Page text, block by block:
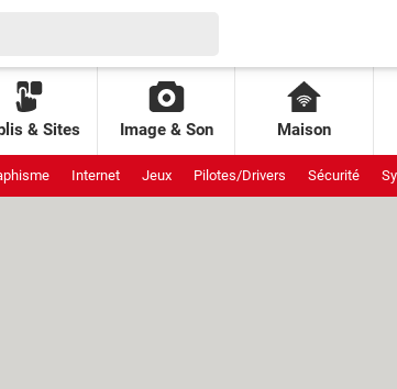
& Sites Image & Son Maison
Internet Jeux Pilotes/Drivers Sécurité